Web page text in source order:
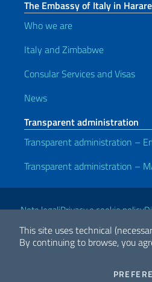
This site uses technical
By continuing to browse, you
The Embassy of Italy in Harare
Who we are
Italy and Zimbabwe
Consular Services and Visas
News
Transparent administration
Transparent administration –
Transparent administration –
Useful links
Note legaliPrivacy e cookie policy